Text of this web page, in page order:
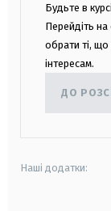
Будьте в
Перейдіть
обрати ті,
інтересам.
ДО
Наші додатки: